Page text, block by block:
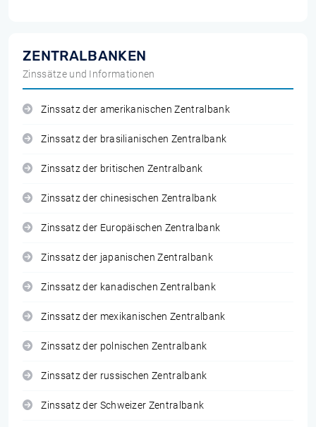
ZENTRALBANKEN
Zinssätze und Informationen
Zinssatz der amerikanischen Zentralbank
Zinssatz der brasilianischen Zentralbank
Zinssatz der britischen Zentralbank
Zinssatz der chinesischen Zentralbank
Zinssatz der Europäischen Zentralbank
Zinssatz der japanischen Zentralbank
Zinssatz der kanadischen Zentralbank
Zinssatz der mexikanischen Zentralbank
Zinssatz der polnischen Zentralbank
Zinssatz der russischen Zentralbank
Zinssatz der Schweizer Zentralbank